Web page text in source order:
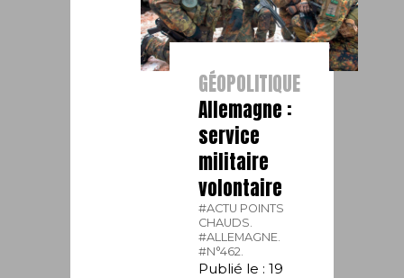
GÉOPOLITIQUE
Allemagne :
service
militaire
volontaire
#ACTU POINTS
CHAUDS.
#ALLEMAGNE.
#N°462.
Publié le : 19